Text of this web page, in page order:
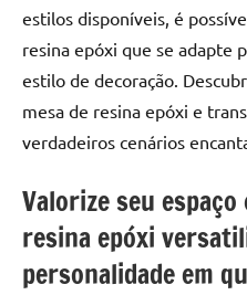
estilos disponíveis, é
resina epóxi que se adapte
estilo de decoração.
mesa de resina epóxi e
verdadeiros cenários
Valorize seu espaço
resina epóxi
personalidade em